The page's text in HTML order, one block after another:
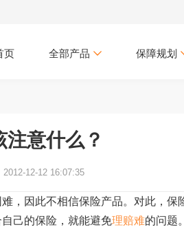
页 全部产品 保障规划
意什么？
2012-12-12 16:07:35
，因此不相信保险产品。对此，保
己的保险，就能避免理赔难的问题。